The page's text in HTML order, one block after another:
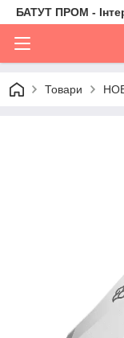
БАТУТ ПРОМ -
Товари